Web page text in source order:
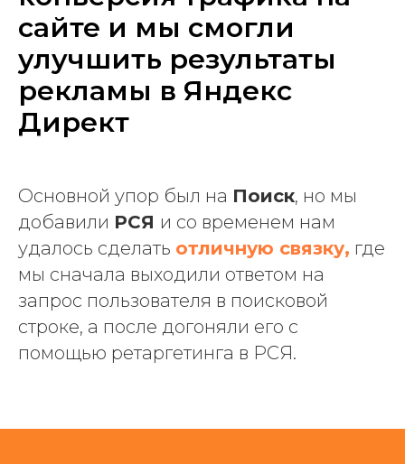
сайте и мы смогли
улучшить результаты
рекламы в Яндекс
Директ
Основной упор был на Поиск, но мы
добавили РСЯ и со временем нам
удалось сделать отличную связку, где
мы сначала выходили ответом на
запрос пользователя в поисковой
строке, а после догоняли его с
помощью ретаргетинга в РСЯ.
Обсудим
проект?
Оставьте заявку, и мы свяжемся с
консультации.